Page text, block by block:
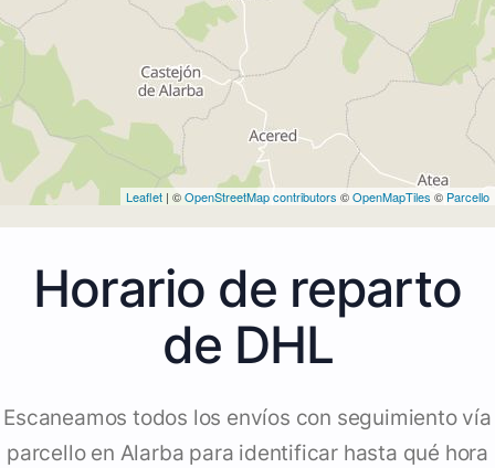
Leaflet | ©OpenStreetMap contributors ©OpenMapTiles © Parcello
Horario de reparto
de DHL
Escaneamos todos los envíos con seguimiento vía
parcello en Alarba para identificar hasta qué hora